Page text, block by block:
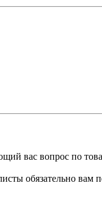
вас вопрос по
обязательно вам